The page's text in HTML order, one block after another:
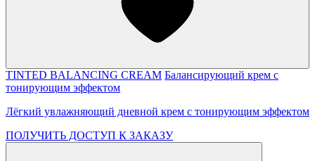
TINTED BALANCING CREAM Балансирующий крем с
тонирующим эффектом
Лёгкий увлажняющий дневной крем с тонирующим эффектом
ПОЛУЧИТЬ ДОСТУП К ЗАКАЗУ